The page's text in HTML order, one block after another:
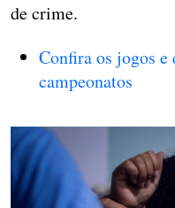
de crime.
Confira os jogos
campeonatos